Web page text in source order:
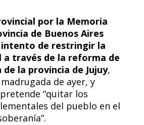
por la Memoria
de Buenos Aires
intento de restringir la
través de la reforma de
la provincia de Jujuy,
de ayer, y
“quitar los
del pueblo en el